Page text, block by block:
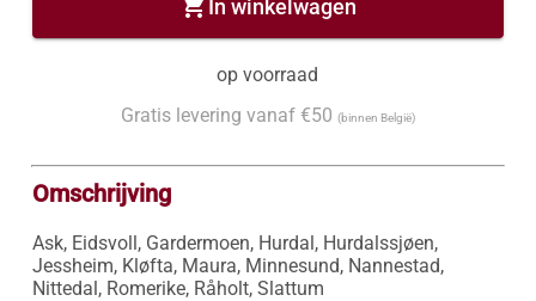
shopping_cartIn winkelwagen
op voorraad
Gratis levering vanaf €50 (binnen België)
Omschrijving
Ask, Eidsvoll, Gardermoen, Hurdal, Hurdalssjøen,
Jessheim, Kløfta, Maura, Minnesund, Nannestad,
Nittedal, Romerike, Råholt, Slattum